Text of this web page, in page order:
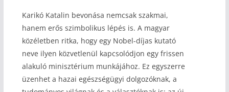
Karikó Katalin bevonása nemcsak szakmai,
hanem erős szimbolikus lépés is. A magyar
közéletben ritka, hogy egy Nobel-díjas kutató
neve ilyen közvetlenül kapcsolódjon egy frissen
alakuló minisztérium munkájához. Ez egyszerre
üzenhet a hazai egészségügyi dolgozóknak, a